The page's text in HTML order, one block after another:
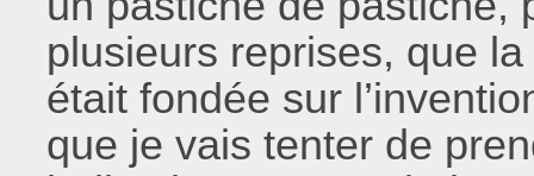
plusieurs reprises, que
était fondée sur
que je vais tenter de